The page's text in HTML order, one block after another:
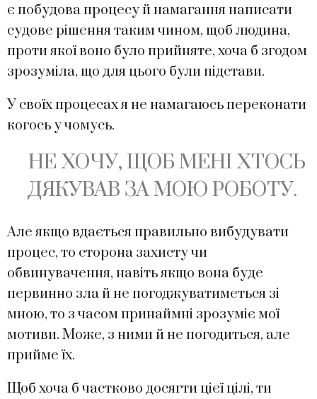
є побудова процесу й намагання написати
судове рішення таким чином, щоб людина,
проти якої воно було прийняте, хоча б згодом
зрозуміла, що для цього були підстави.
У своїх процесах я не намагаюсь переконати
когось у чомусь.
НЕ ХОЧУ, ЩОБ МЕНІ ХТОСЬ
ДЯКУВАВ ЗА МОЮ РОБОТУ.
Але якщо вдається правильно вибудувати
процес, то сторона захисту чи
обвинувачення, навіть якщо вона буде
первинно зла й не погоджуватиметься зі
мною, то з часом принаймні зрозуміє мої
мотиви. Може, з ними й не погодиться, але
прийме їх.
Щоб хоча б частково досягти цієї цілі, ти